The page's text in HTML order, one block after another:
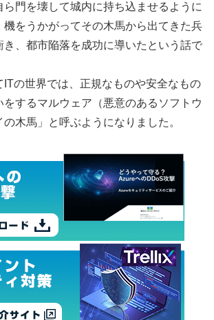
門を壊して城内に持ち込ませるように
機をうかがってその木馬から出てきた兵
き、都市陥落を成功に導いたという話で
ITの世界では、正規なものや安全なもの
するマルウェア（悪意のあるソフトウ
木馬」と呼ぶようになりました。